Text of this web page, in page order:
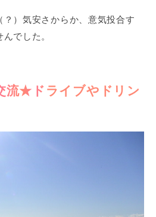
）気安さからか、意気投合す
でした。
流★ドライブやドリン